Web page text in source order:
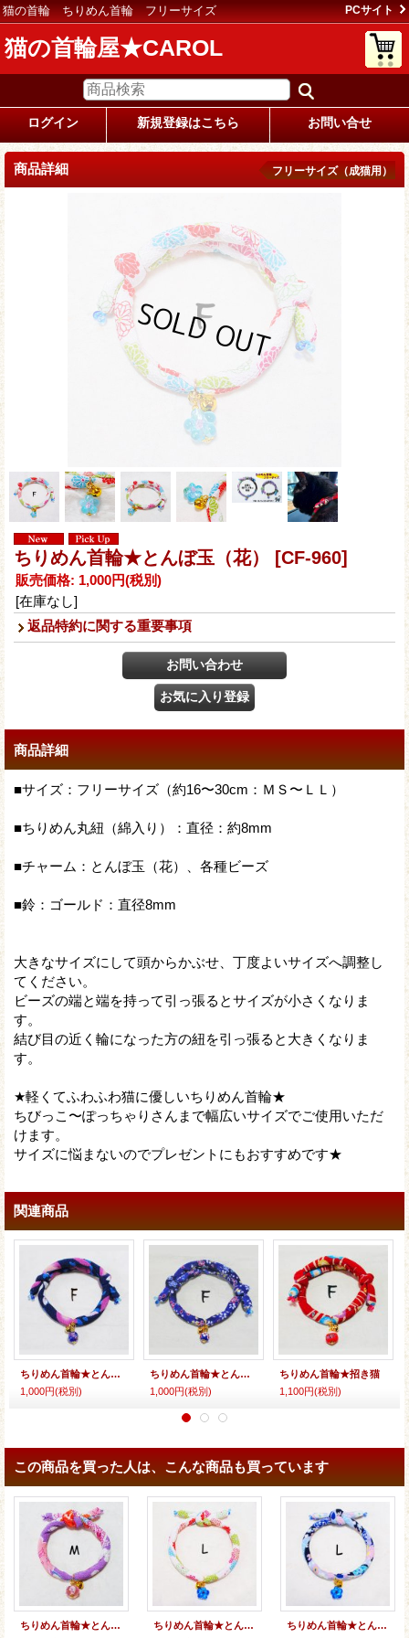
猫の首輪 ちりめん首輪 フリーサイズ PCサイト
猫の首輪屋★CAROL
ログイン 新規登録はこちら お問い合せ
商品詳細 フリーサイズ（成猫用）
ちりめん首輪★とんぼ玉（花） [CF-960]
販売価格: 1,000円(税別)
[在庫なし]
返品特約に関する重要事項
商品詳細
■サイズ：フリーサイズ（約16〜30cm：ＭＳ〜ＬＬ）
■ちりめん丸紐（綿入り）：直径：約8mm
■チャーム：とんぼ玉（花）、各種ビーズ
■鈴：ゴールド：直径8mm
大きなサイズにして頭からかぶせ、丁度よいサイズへ調整し
てください。
ビーズの端と端を持って引っ張るとサイズが小さくなりま
す。
結び目の近く輪になった方の紐を引っ張ると大きくなりま
す。
★軽くてふわふわ猫に優しいちりめん首輪★
ちびっこ〜ぽっちゃりさんまで幅広いサイズでご使用いただ
けます。
サイズに悩まないのでプレゼントにもおすすめです★
関連商品
ちりめん首輪★とんぼ玉
1,000円(税別)
ちりめん首輪★とんぼ玉
1,000円(税別)
ちりめん首輪★招き猫
1,100円(税別)
この商品を買った人は、こんな商品も買っています
ちりめん首輪★とんぼ玉（花）
ちりめん首輪★とんぼ玉（花）
ちりめん首輪★とんぼ玉（花）